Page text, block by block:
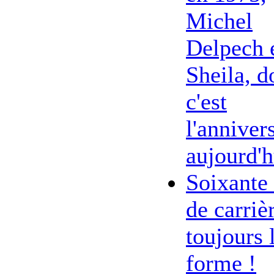
Michel
Delpech
Sheila,
c'est
Soixante
de
toujours
forme !